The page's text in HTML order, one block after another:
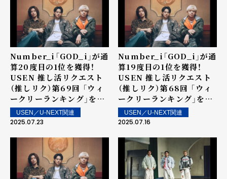
Number_i「GOD_i」が通
算20度目の1位を獲得！
USEN 推し活リクエスト
（推しリク）第69回 「ウィ
ークリーランキング」を発
表！～ 上位ランクイン楽曲
は街中・店内で配信！
USEN／U-NEXT関連
2025.07.23
Number_i「GOD_i」が通
算19度目の1位を獲得！
USEN 推し活リクエスト
（推しリク）第68回 「ウィ
ークリーランキング」を発
表！2位にSnowman、3位
に櫻坂46！SixTONESの
位にENHYPENの
「Shine On Me」が登場
～ 上位ランクイン楽曲は
街中・店内で配信！
USEN／U-NEXT関連
2025.07.16